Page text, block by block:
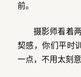
前。
摄影师看着
契感，你们平时
一点，不用太刻